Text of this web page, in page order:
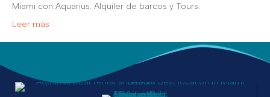
Miami con Aquarius. Alquiler de barcos y Tours.
Leer más